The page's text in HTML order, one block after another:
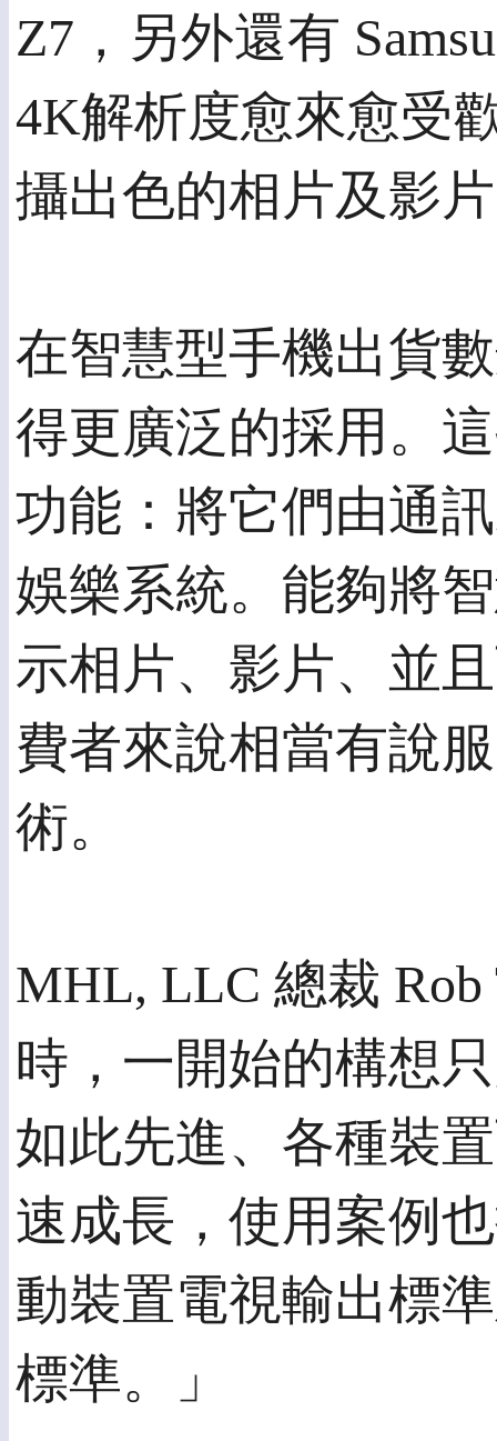
Z7，另外還有
4K解析度愈來愈受
攝出色的相片及影
在智慧型手機出貨
得更廣泛的採用。
功能：將它們由通
娛樂系統。能夠將
示相片、影片、並
費者來說相當有說
術。
MHL, LLC 總裁
時，一開始的構想
如此先進、各種裝
速成長，使用案例
動裝置電視輸出標
標準。」